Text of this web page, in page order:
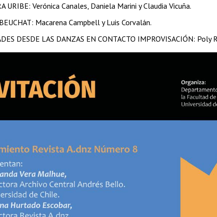
URIBE: Verónica Canales, Daniela Marini y Claudia Vicuña.
Macarena Campbell y Luis Corvalán.
DESDE LAS DANZAS EN CONTACTO IMPROVISACIÓN: Poly